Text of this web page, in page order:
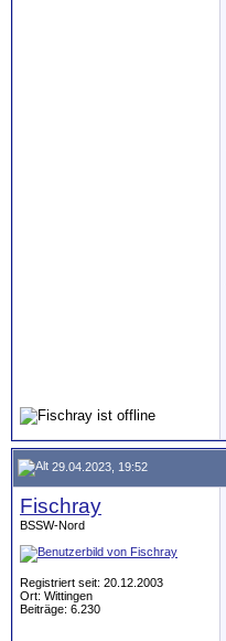
29.04.2023, 19:52
Fischray
BSSW-Nord
Registriert seit: 20.12.2003
Ort: Wittingen
Beiträge: 6.230